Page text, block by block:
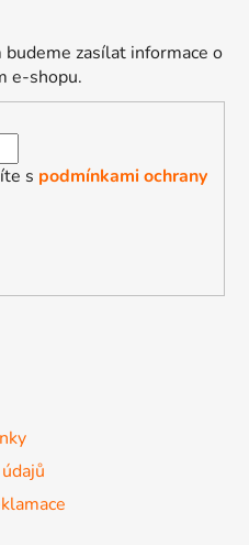
zasílat informace o
e-shopu.
s podmínkami ochrany